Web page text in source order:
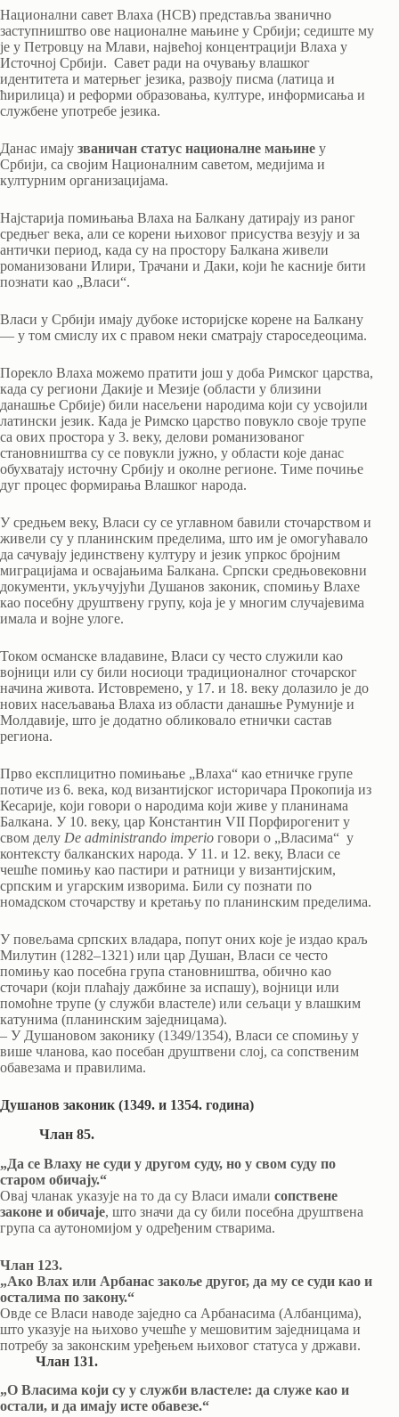
Национални савет Влаха (НСВ) представља званично
заступништво ове националне мањине у Србији; седиште му
је у Петровцу на Млави, највећој концентрацији Влаха у
Источној Србији. Савет ради на очувању влашког
идентитета и матерњег језика, развоју писма (латица и
ћирилица) и реформи образовања, културе, информисања и
службене употребе језика.
Данас имају званичан статус националне мањине у
Србији, са својим Националним саветом, медијима и
културним организацијама.
Најстарија помињања Влаха на Балкану датирају из раног
средњег века, али се корени њиховог присуства везују и за
антички период, када су на простору Балкана живели
романизовани Илири, Трачани и Даки, који ће касније бити
познати као „Власи“.
Власи у Србији имају дубоке историјске корене на Балкану
— у том смислу их с правом неки сматрају староседеоцима.
Порекло Влаха можемо пратити још у доба Римског царства,
када су региони Дакије и Мезије (области у близини
данашње Србије) били насељени народима који су усвојили
латински језик. Када је Римско царство повукло своје трупе
са ових простора у 3. веку, делови романизованог
становништва су се повукли јужно, у области које данас
обухватају источну Србију и околне регионе. Тиме почиње
дуг процес формирања Влашког народа.
У средњем веку, Власи су се углавном бавили сточарством и
живели су у планинским пределима, што им је омогућавало
да сачувају јединствену културу и језик упркос бројним
миграцијама и освајањима Балкана. Српски средњовековни
документи, укључујући Душанов законик, спомињу Влахе
као посебну друштвену групу, која је у многим случајевима
имала и војне улоге.
Током османске владавине, Власи су често служили као
војници или су били носиоци традиционалног сточарског
начина живота. Истовремено, у 17. и 18. веку долазило је до
нових насељавања Влаха из области данашње Румуније и
Молдавије, што је додатно обликовало етнички састав
региона.
Прво експлицитно помињање „Влаха“ као етничке групе
потиче из 6. века, код византијског историчара Прокопија из
Кесарије, који говори о народима који живе у планинама
Балкана. У 10. веку, цар Константин VII Порфирогенит у
свом делу De administrando imperio говори о „Власима“ у
контексту балканских народа. У 11. и 12. веку, Власи се
чешће помињу као пастири и ратници у византијским,
српским и угарским изворима. Били су познати по
номадском сточарству и кретању по планинским пределима.
У повељама српских владара, попут оних које је издао краљ
Милутин (1282–1321) или цар Душан, Власи се често
помињу као посебна група становништва, обично као
сточари (који плаћају дажбине за испашу), војници или
помоћне трупе (у служби властеле) или сељаци у влашким
катунима (планинским заједницама).
– У Душановом законику (1349/1354), Власи се спомињу у
више чланова, као посебан друштвени слој, са сопственим
обавезама и правилима.
Душанов законик (1349. и 1354. година)
Члан 85.
„Да се Влаху не суди у другом суду, но у свом суду по
старом обичају.“
Овај чланак указује на то да су Власи имали сопствене
законе и обичаје, што значи да су били посебна друштвена
група са аутономијом у одређеним стварима.
Члан 123.
„Ако Влах или Арбанас закоље другог, да му се суди као и
осталима по закону.“
Овде се Власи наводе заједно са Арбанасима (Албанцима),
што указује на њихово учешће у мешовитим заједницама и
потребу за законским уређењем њиховог статуса у држави.
Члан 131.
„О Власима који су у служби властеле: да служе као и
остали, и да имају исте обавезе.“